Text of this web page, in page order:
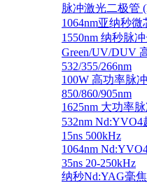
脉冲激光二极管
1064nm亚纳秒
1550nm 纳秒脉
Green/UV/DUV
532/355/266nm
100W 高功率脉
850/860/905nm
1625nm 大功率
532nm
15ns 500kHz
1064nm
35ns 20-250kHz
纳秒Nd:YAG毫